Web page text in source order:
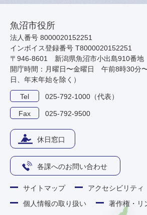
魚沼市役所
法人番号 8000020152251
インボイス登録番号 T8000020152251
〒946-8601 新潟県魚沼市小出島910番地
開庁時間：月曜日〜金曜日 午前8時30分
日、年末年始を除く）
Tel 025-792-1000（代表）
Fax 025-792-9500
休日窓口
各課へのお問い合わせ
サイトマップ
アクセシビリティ
個人情報の取り扱い
著作権・リ